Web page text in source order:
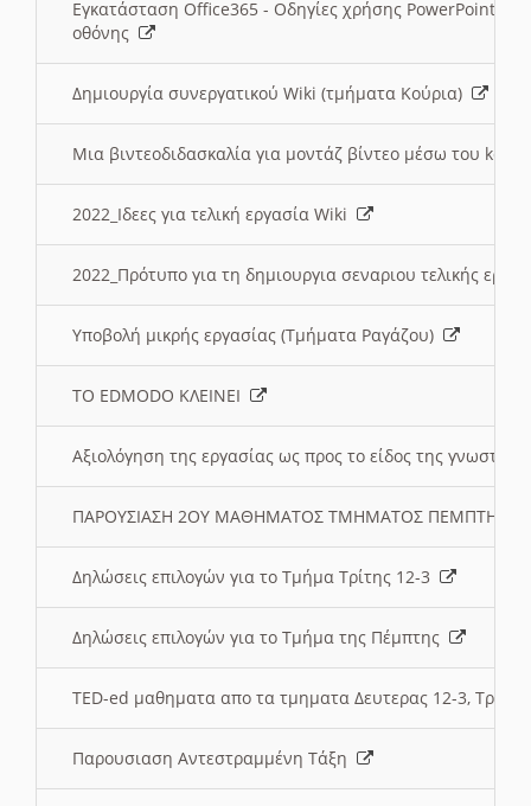
Εγκατάσταση Office365 - Οδηγίες χρήσης PowerPoint
οθόνης
Δημιουργία συνεργατικού Wiki (τμήματα Κούρια)
Μια βιντεοδιδασκαλία για μοντάζ βίντεο μέσω του
2022_Ιδεες για τελική εργασία Wiki
2022_Πρότυπο για τη δημιουργια σεναριου τελικής
Υποβολή μικρής εργασίας (Τμήματα Ραγάζου)
ΤΟ EDMODO ΚΛΕΙΝΕΙ
Αξιολόγηση της εργασίας ως προς το είδος της
ΠΑΡΟΥΣΙΑΣΗ 2ΟΥ ΜΑΘΗΜΑΤΟΣ ΤΜΗΜΑΤΟΣ
Δηλώσεις επιλογών για το Τμήμα Τρίτης 12-3
Δηλώσεις επιλογών για το Τμήμα της Πέμπτης
TED-ed μαθηματα απο τα τμηματα Δευτερας 12-3,
Παρουσιαση Αντεστραμμένη Τάξη